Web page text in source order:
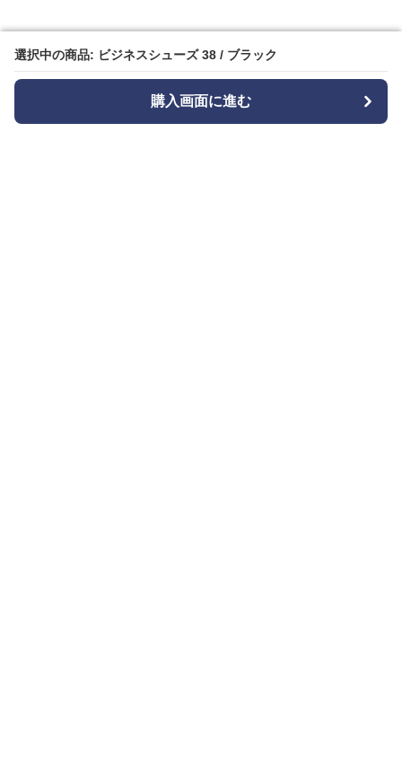
選択中の商品: ビジネスシューズ 38 / ブラック
購入画面に進む
選択中の商品: ビジネスシューズ 38 / ブラック
購入画面に進む